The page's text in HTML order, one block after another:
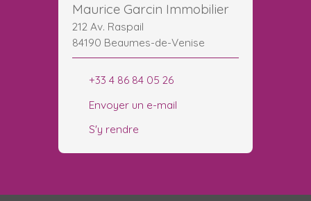
Maurice Garcin Immobilier
212 Av. Raspail
84190 Beaumes-de-Venise
+33 4 86 84 05 26
Envoyer un e-mail
S'y rendre